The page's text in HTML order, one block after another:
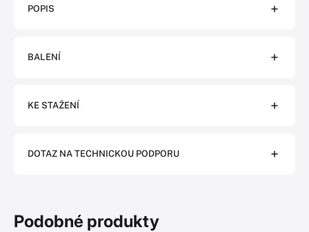
POPIS
BALENÍ
KE STAŽENÍ
DOTAZ NA TECHNICKOU PODPORU
Podobné produkty